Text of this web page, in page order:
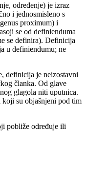
određenje) je izraz
i jednosmisleno s
proximum) i
se od definienduma
se definira). Definicija
u definiendumu; ne
definicija je neizostavni
članka. Od glave
glagola niti uputnica.
su objašnjeni pod tim
pobliže određuje ili